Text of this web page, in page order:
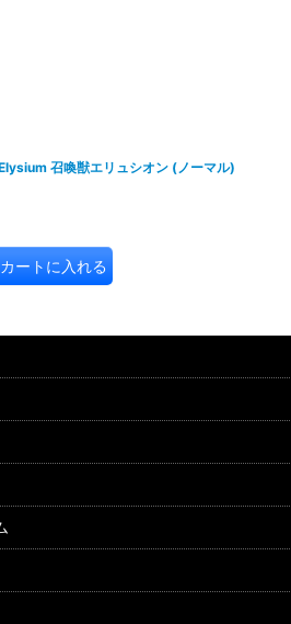
召喚獣エリュシオン (ノーマル)
カートに入れる